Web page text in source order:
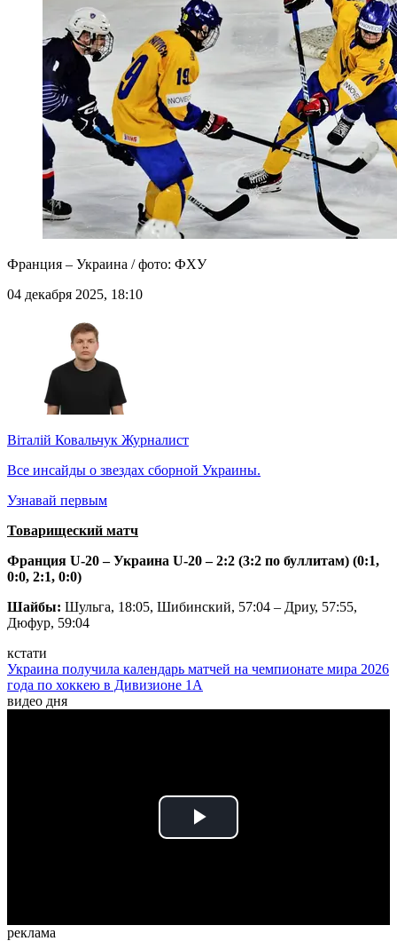
Франция – Украина / фото: ФХУ
04 декабря 2025, 18:10
Віталій Ковальчук Журналист
Все инсайды о звездах сборной Украины.
Узнавай первым
Товарищеский матч
Франция U-20 – Украина U-20 – 2:2 (3:2 по буллитам) (0:1,
0:0, 2:1, 0:0)
Шайбы: Шульга, 18:05, Шибинский, 57:04 – Дриу, 57:55,
Дюфур, 59:04
кстати
Украина получила календарь матчей на чемпионате мира 2026
года по хоккею в Дивизионе 1A
видео дня
Play
реклама